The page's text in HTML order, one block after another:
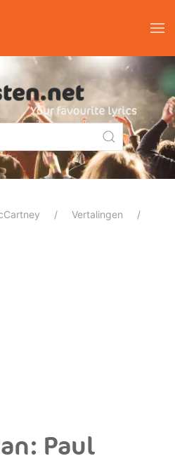
Vertalingen
Paul